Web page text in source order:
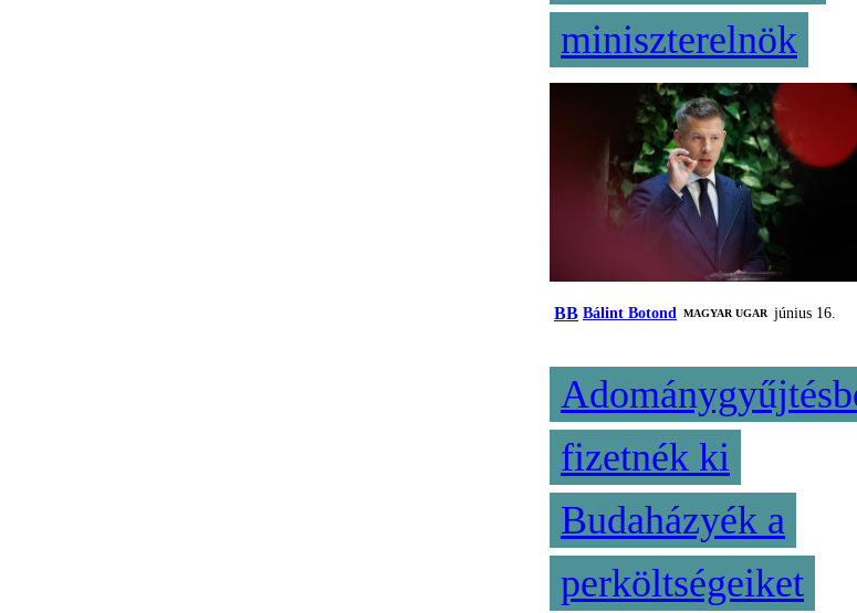
miniszterelnök
BB Bálint Botond MAGYAR UGAR június 16.
fizetnék ki
Budaházyék a
perköltségeiket